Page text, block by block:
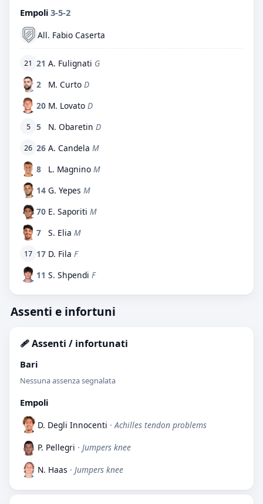
Empoli 3-5-2
All. Fabio Caserta
21 21 A. Fulignati G
2
M. Curto D
20 M. Lovato D
5 5 N. Obaretin D
26 26 A. Candela M
8
L. Magnino M
14 G. Yepes M
70 E. Saporiti M
7
S. Elia M
17 17 D. Fila F
11 S. Shpendi F
Assenti e infortuni
🩹 Assenti / infortunati
Bari
Nessuna assenza segnalata
Empoli
D. Degli Innocenti · Achilles tendon problems
P. Pellegri · Jumpers knee
N. Haas · Jumpers knee